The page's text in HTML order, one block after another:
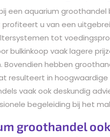
een aquarium
profiteert u van een
tot
bulkinkoop vaak lagere
Bovendien hebben
resulteert in
vaak ook deskundig
begeleiding bij het
groothandel